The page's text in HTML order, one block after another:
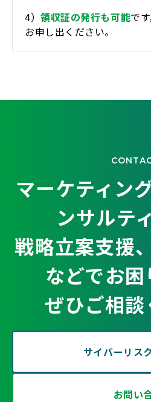
4）領収証の発行も可能で
お申し出ください。
マーケティン
ンサルテ
戦略立案支援
などでお
ぜひご相
サイバーリス
お問い